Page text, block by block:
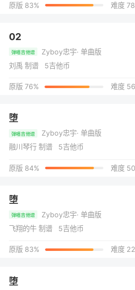
原版 83% 难度
02
弹唱吉他谱 Zyboy忠宇· 单曲版
刘禹 制谱 5吉他币
原版 76% 难度
堕
弹唱吉他谱 Zyboy忠宇· 单曲版
融川琴行 制谱 5吉他币
原版 84% 难度
堕
弹唱吉他谱 Zyboy忠宇· 单曲版
飞翔的牛 制谱 5吉他币
原版 83% 难度
堕